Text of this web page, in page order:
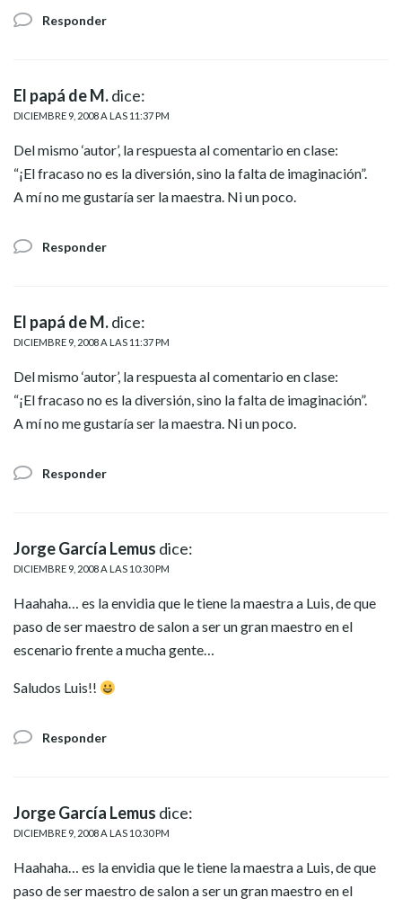
Responder
El papá de M.dice:
DICIEMBRE 9, 2008 A LAS 11:37 PM
Del mismo ‘autor’, la respuesta al comentario en clase:
“¡El fracaso no es la diversión, sino la falta de imaginación”.
A mí no me gustaría ser la maestra. Ni un poco.
Responder
El papá de M.dice:
DICIEMBRE 9, 2008 A LAS 11:37 PM
Del mismo ‘autor’, la respuesta al comentario en clase:
“¡El fracaso no es la diversión, sino la falta de imaginación”.
A mí no me gustaría ser la maestra. Ni un poco.
Responder
Jorge García Lemus dice:
DICIEMBRE 9, 2008 A LAS 10:30 PM
Haahaha… es la envidia que le tiene la maestra a Luis, de que
paso de ser maestro de salon a ser un gran maestro en el
escenario frente a mucha gente…
Saludos Luis!!
Responder
Jorge García Lemus dice:
DICIEMBRE 9, 2008 A LAS 10:30 PM
Haahaha… es la envidia que le tiene la maestra a Luis, de que
paso de ser maestro de salon a ser un gran maestro en el